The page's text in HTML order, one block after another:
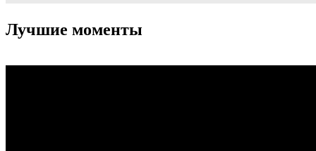
Лучшие моменты